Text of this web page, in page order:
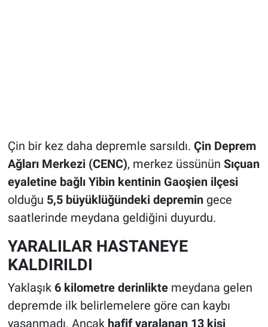
Çin bir kez daha depremle sarsıldı. Çin Deprem
Ağları Merkezi (CENC), merkez üssünün Sıçuan
eyaletine bağlı Yibin kentinin Gaoşien ilçesi
olduğu 5,5 büyüklüğündeki depremingece
saatlerinde meydana geldiğini duyurdu.
YARALILAR HASTANEYE
KALDIRILDI
Yaklaşık 6 kilometre derinliktemeydana gelen
depremde ilk belirlemelere göre can kaybı
yaşanmadı. Ancak hafif yaralanan 13 kişi